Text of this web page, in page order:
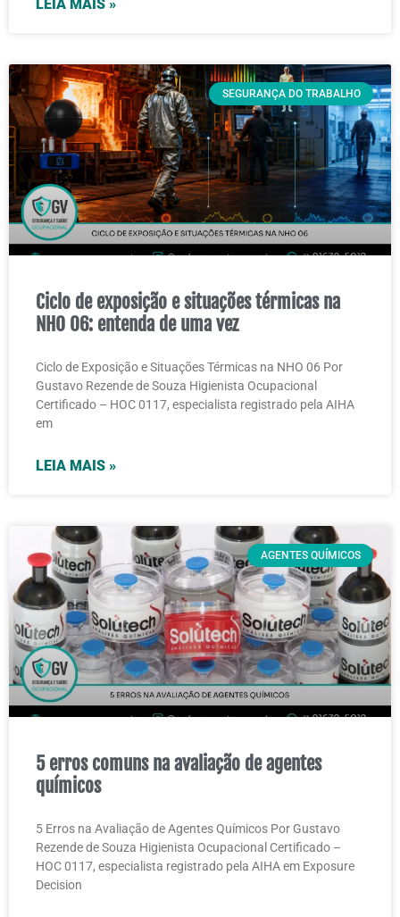
LEIA MAIS »
SEGURANÇA DO TRABALHO
Ciclo de exposição e situações térmicas na
NHO 06: entenda de uma vez
Ciclo de Exposição e Situações Térmicas na NHO 06 Por
Gustavo Rezende de Souza Higienista Ocupacional
Certificado – HOC 0117, especialista registrado pela AIHA
em
LEIA MAIS »
AGENTES QUÍMICOS
5 erros comuns na avaliação de agentes
químicos
5 Erros na Avaliação de Agentes Químicos Por Gustavo
Rezende de Souza Higienista Ocupacional Certificado –
HOC 0117, especialista registrado pela AIHA em Exposure
Decision